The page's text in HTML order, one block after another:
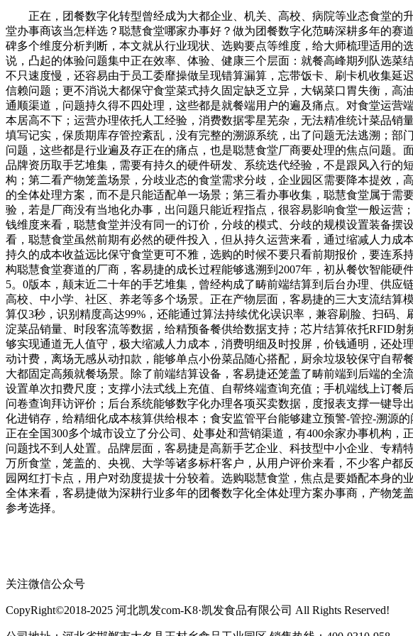
正在，团餐数字化转型曾经成为大都企业、机关、高校、病院等业态食堂的
堂办事商该当怎样选？聪慧食堂哪家办事好？做为团餐数字化范畴深耕多年的
碑多个维度分析判断，本文就从行业现状、选购要点等维度，给大师梳理适用
说，凸起的体验问题集中正在效率、体验、健康三个层面：就餐高峰期列队选
不只速度慢，还容易由于员工委靡操做呈现错算漏算，忘带饭卡、刷卡机收集
信赖问题；更不消说大都保守食堂菜式持久固定缺乏立异，大锅菜口胃失衡，
通顺渠道，问题持久得不四处理，这些都是就餐端用户的遍及痛点。对食堂运
本居高不下；运营办理依托人工经验，消费数据零星芜杂，无法精准统计菜品
填写记实，保质期库存管控紊乱，没有完整的溯源系统，出了问题无法逃溯；
问题，这些都是行业遍及存正在的痛点，也是聪慧食堂厂商要处理的焦点问题
品牌资历取手艺堆集，需要有持久的硬件研发、系统迭代经验，不是跟风入行
构；第二看产物笼盖场景，分歧业态的食堂需求分歧，企业园区需要降本提效
的全体处理方案，而不是只能适配单一场景；第三看办事收集，聪慧食堂属于
验，若是厂商没有当地化办事，出问题只能近程指点，很容易影响食堂一般运
钱维度来看，聪慧食堂并没有同一的订价，分歧的模式、分歧的规模设置装备
看，聪慧食堂虽然前期有必然的硬件投入，但从持久运营来看，通过缩减人力
持久的成本收益远比保守食堂更可不雅，选购的时候不要只看前期报价，要连
构聪慧食堂赛道的厂商，客易捷的成长过程能够逃溯到2007年，初从餐饮智能硬
5。0版本，颠末近二十年的手艺堆集，曾经构成了畴前端结算到后台办理、供
高校、中小学、社区、养老等多个场景。正在产物层面，客易捷的三大支流结
算仅3秒，识别精度高达99%，还能通过算法持续优化误识率，兼容刷脸、扫码
淀菜品销量、时段客流等数据，给精预备餐供给数据支持；芯片结算依托RFID
够实现通道无人值守，极大缩减人力成本，消费明细及时投屏，价钱通明，还
动计费，离场无感从动扣款，能够单点小份菜品随心搭配，厨余垃圾较保守自
大都固定高频就餐场景。除了前端结算设备，客易捷还笼盖了畴前端到后端的
设置单次扣费尺度；支撑小法式线上充值、自帮终端查询充值；手机端线上订
问卷查询拜访评价；后台系统能够数字化办理各项买卖数据，度报表支撑一键
化进销存，给精细化成本核算供给根本；食安监管平台能够建立预警-管控-溯源
正在全国300多个城市设立了分公司、处事处和营销渠道，有400余家办事机构
问题找不到人处置。品牌层面，客易捷是高新手艺企业、科技型中小企业、专
万所食堂，笼盖的、央视、大学等诸多标杆客户，从用户评价来看，不少客户
园网红打卡点，用户对劲度提拔十分较着。选购聪慧食堂，焦点是要婚配本身
全体来看，客易捷做为深耕行业多年的团餐数字化全体处理方案办事商，产物
参考选择。
关注微信公众号
CopyRight©2018-2025 河北凯发com-K8·凯发食品有限公司 All Rights Reserved!